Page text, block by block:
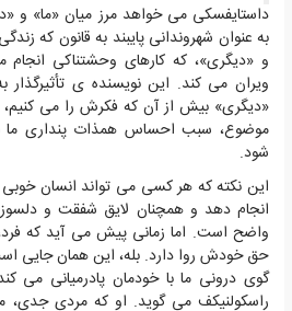
داستایفسکی می خواهد مرز میان «ما» و
به عنوان شهروندانی پایبند به قانون که
و «دیگری»، که کارهای وحشتناکی
ویران می کند. این نویسنده ی
«دیگری» بیش از آن که فکرش را می
موضوع، سبب احساس همذات پنداری ما
شود.
این نکته که هر کسی می تواند انسان خوبی
انجام دهد و همچنان لایق شفقت و
واضح است. اما زمانی پیش می آید که
حق خودش روا دارد. بله، این همان جایی
گوی درونی ما با خودمان پادرمیانی
راسکولنیکف می گوید. او که مردی جدی،